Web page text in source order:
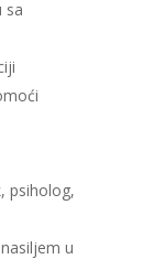
sa
psiholog,
u